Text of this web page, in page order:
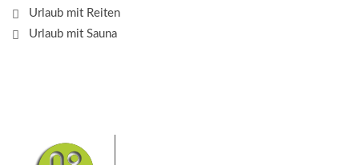
Urlaub mit Reiten
Urlaub mit Sauna